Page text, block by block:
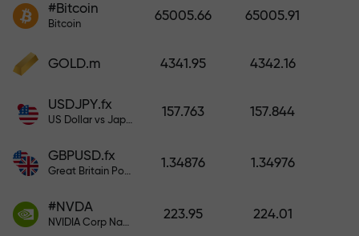
奖金。X1000不是印刷错误。存款
#Bitcoin
Bitcoin
65005.66 65005.91
GOLD.m 4341.95 4342.16
USDJPY.fx
US Dollar vs Japanese Yen
157.763 157.844
GBPUSD.fx
Great Britain Pound vs US Dollar
1.34876 1.34976
#NVDA
NVIDIA Corp Nasdaq Stock Exchange (Nasdaq) USD
223.95 224.01